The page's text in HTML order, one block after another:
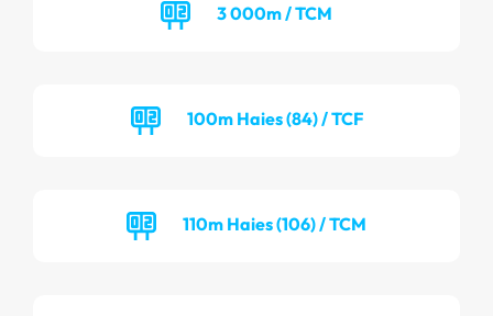
3 000m / TCM
100m Haies (84) / TCF
110m Haies (106) / TCM